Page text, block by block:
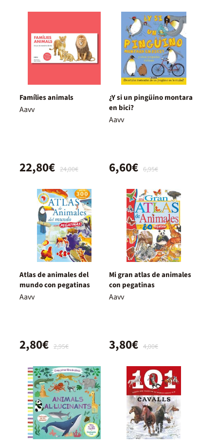
Famílies animals
Aavv
24,00€
22,80€
¿Y si un pingüino montara
en bici?
Aavv
6,95€
6,60€
Atlas de animales del
mundo con pegatinas
Aavv
2,95€
2,80€
Mi gran atlas de animales
con pegatinas
Aavv
4,00€
3,80€